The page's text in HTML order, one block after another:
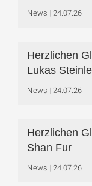
News 24.07.26
Herzlichen
Lukas Steinle
News 24.07.26
Herzlichen
Shan Fur
News 24.07.26